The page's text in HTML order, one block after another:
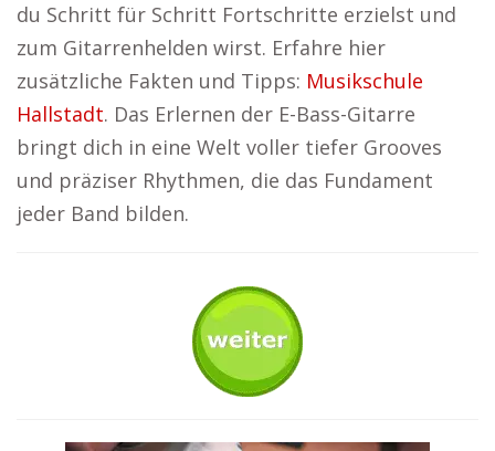
du Schritt für Schritt Fortschritte erzielst und
zum Gitarrenhelden wirst. Erfahre hier
zusätzliche Fakten und Tipps: Musikschule
Hallstadt. Das Erlernen der E-Bass-Gitarre
bringt dich in eine Welt voller tiefer Grooves
und präziser Rhythmen, die das Fundament
jeder Band bilden.